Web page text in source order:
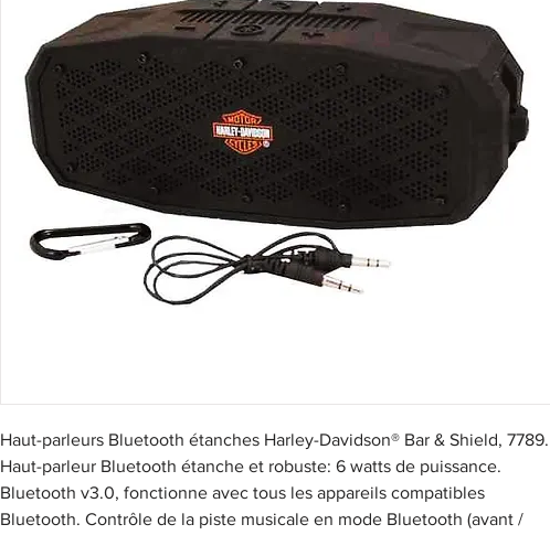
Haut-parleurs Bluetooth étanches Harley-Davidson® Bar & Shield, 7789.
Haut-parleur Bluetooth étanche et robuste: 6 watts de puissance.
Bluetooth v3.0, fonctionne avec tous les appareils compatibles
Bluetooth. Contrôle de la piste musicale en mode Bluetooth (avant /